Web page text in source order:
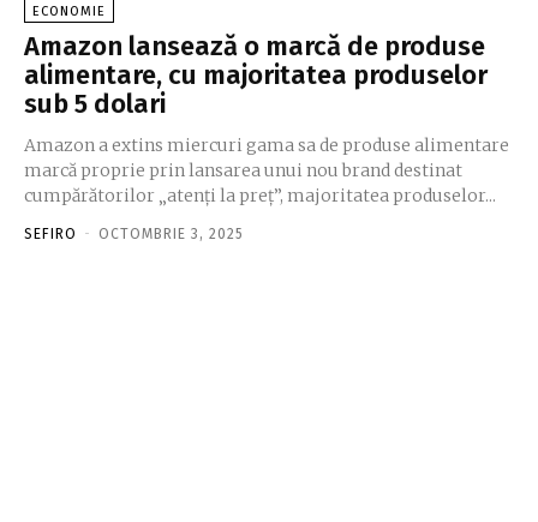
ECONOMIE
Amazon lansează o marcă de produse
alimentare, cu majoritatea produselor
sub 5 dolari
Amazon a extins miercuri gama sa de produse alimentare
marcă proprie prin lansarea unui nou brand destinat
cumpărătorilor „atenți la preț”, majoritatea produselor...
SEFIRO - OCTOMBRIE 3, 2025